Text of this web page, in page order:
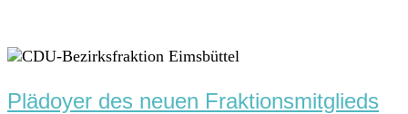
Plädoyer des neuen Fraktionsmitglieds